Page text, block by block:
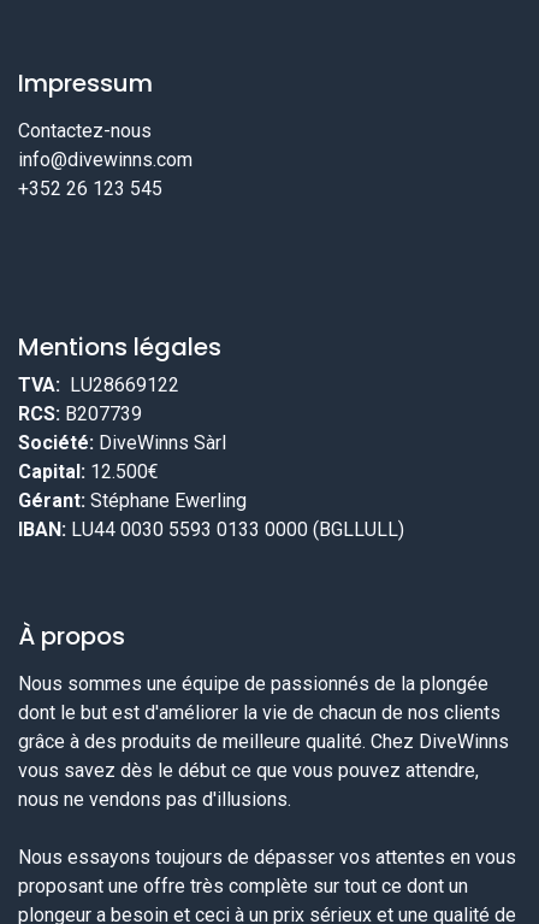
Impressum
Contactez-nous
info@divewinns.com
+352 26 123 545
Mentions légales
TVA: LU28669122
RCS: B207739
Société: DiveWinns Sàrl
Capital: 12.500€
Gérant: Stéphane Ewerling
IBAN: LU44 0030 5593 0133 0000 (BGLLULL)
À propos
Nous sommes une équipe de passionnés de la plongée
dont le but est d'améliorer la vie de chacun de nos clients
grâce à des produits de meilleure qualité. Chez DiveWinns
vous savez dès le début ce que vous pouvez attendre,
nous ne vendons pas d'illusions.
Nous essayons toujours de dépasser vos attentes en vous
proposant une offre très complète sur tout ce dont un
plongeur a besoin et ceci à un prix sérieux et une qualité de